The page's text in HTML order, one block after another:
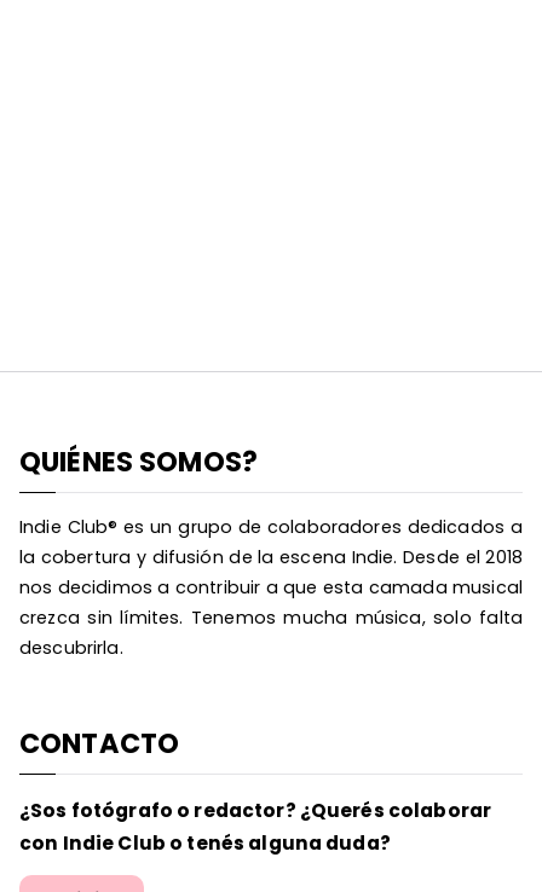
QUIÉNES SOMOS?
Indie Club® es un grupo de colaboradores dedicados a
la cobertura y difusión de la escena Indie. Desde el 2018
nos decidimos a contribuir a que esta camada musical
crezca sin límites. Tenemos mucha música, solo falta
descubrirla.
CONTACTO
¿Sos fotógrafo o redactor? ¿Querés colaborar
con Indie Club o tenés alguna duda?